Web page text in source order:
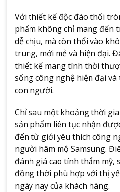
Với thiết kế độc đáo thổi
phẩm không chỉ mang đến
dễ chịu, mà còn thổi vào
trung, mới mẻ và hiện đại.
thiết kế mang tính thời
sống công nghệ hiện đại và
con người.
Chỉ sau một khoảng thời
sản phẩm liên tục nhận
đến từ giới yêu thích công
người hâm mộ Samsung.
đánh giá cao tính thẩm mỹ,
đồng thời phù hợp với thị
ngày nay của khách hàng.